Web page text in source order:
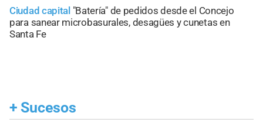
Ciudad capital "Batería" de pedidos desde el Concejo
para sanear microbasurales, desagües y cunetas en
Santa Fe
+ Sucesos